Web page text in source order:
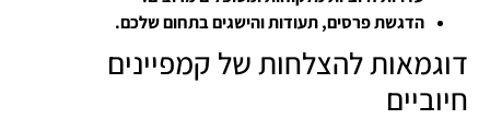
הדגשת פרסים, תעודות והישגים בתחום שלכם.
דוגמאות להצלחות של קמפיינים
חיוביים